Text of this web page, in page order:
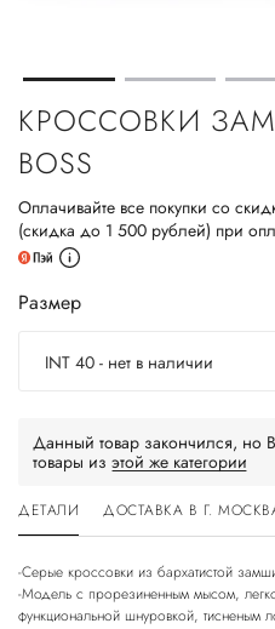
КРОССОВКИ
BOSS
Оплачивайте все покупки со
(скидка до 1 500 рублей) при
Размер
INT 40 - нет в наличии
Данный товар закончился, но
товары из этой же категории
ДЕТАЛИ ДОСТАВКА В Г.
-Серые кроссовки из бархатистой
-Модель с прорезиненным мысом,
функциональной шнуровкой, тисненым